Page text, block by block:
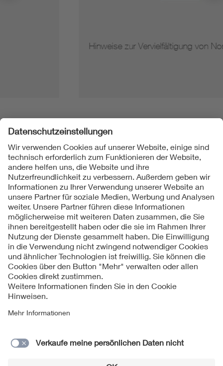
Hinweise zur Vervielfältigung von Normen
Folgen Sie uns
Kontakt
Impressum
Datenschutzinformationen
Cookie Hinweise
Compliance
Jahresarchiv